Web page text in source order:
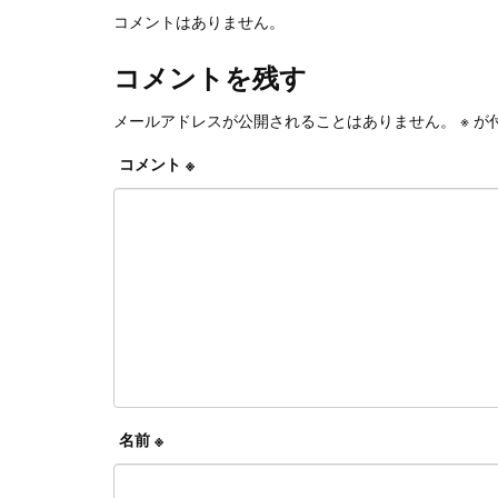
コメントはありません。
コメントを残す
メールアドレスが公開されることはありません。 ※ が
コメント ※
名前 ※